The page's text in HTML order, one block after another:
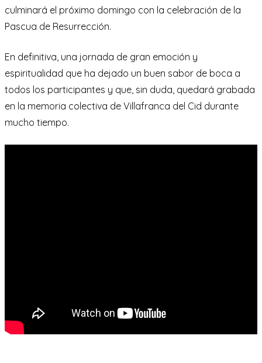
culminará el próximo domingo con la celebración de la
Pascua de Resurrección.
En definitiva, una jornada de gran emoción y
espiritualidad que ha dejado un buen sabor de boca a
todos los participantes y que, sin duda, quedará grabada
en la memoria colectiva de Villafranca del Cid durante
mucho tiempo.